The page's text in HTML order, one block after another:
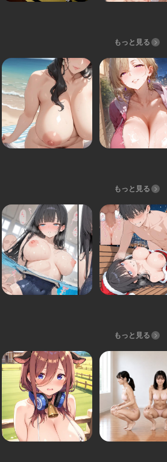
もっと見る
もっと見る
もっと見る